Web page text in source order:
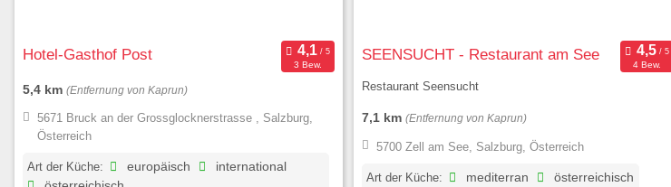
Hotel-Gasthof Post
3 Bew.
5,4 km (Entfernung von Kaprun)
5671 Bruck an der Grossglocknerstrasse , Salzburg,
Österreich
Art der Küche: europäisch
international
SEENSUCHT - Restaurant am See
4 Bew.
Restaurant Seensucht
7,1 km (Entfernung von Kaprun)
5700 Zell am See, Salzburg, Österreich
Art der Küche: mediterran österreichisch